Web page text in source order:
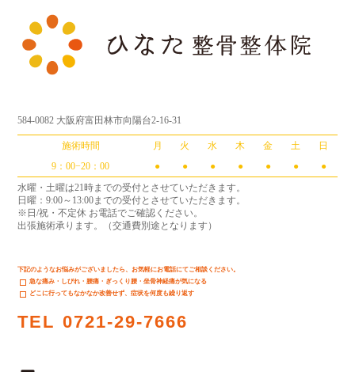
584-0082 大阪府富田林市向陽台2-16-31
施術時間 月 火 水 木 金 土
日
9：00−20：00
● ● ● ● ● ●
●
水曜・土曜は21時までの受付とさせていただきます。
日曜：9:00～13:00までの受付とさせていただきます。
※日/祝・不定休 お電話でご確認ください。
出張施術承ります。（交通費別途となります）
下記のようなお悩みがございましたら、お気軽にお電話にてご相談ください。
急な痛み・しびれ・腰痛・ぎっくり腰・坐骨神経痛が気になる
どこに行ってもなかなか改善せず、症状を何度も繰り返す
TEL 0721-29-7666